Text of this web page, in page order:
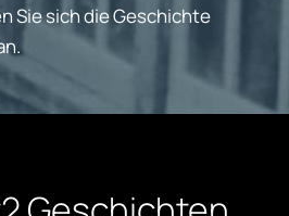
Sie sich die Geschichte